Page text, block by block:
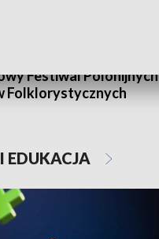
Festiwal Polonijnych
Folklorystycznych
EDUKACJA